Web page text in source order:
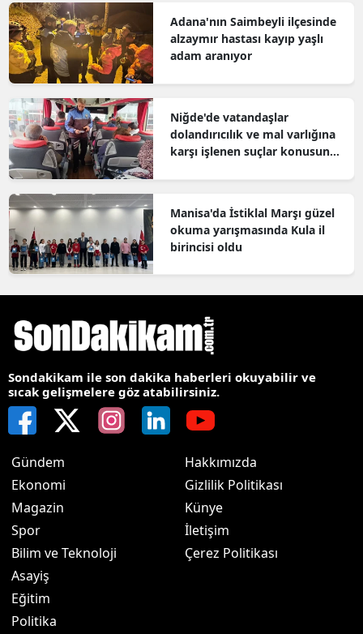
Adana'nın Saimbeyli ilçesinde
alzaymır hastası kayıp yaşlı
adam aranıyor
Niğde'de vatandaşlar
dolandırıcılık ve mal varlığına
karşı işlenen suçlar konusunda
Manisa'da İstiklal Marşı güzel
okuma yarışmasında Kula il
birincisi oldu
Sondakikam ile son dakika haberleri okuyabilir ve
sıcak gelişmelere göz atabilirsiniz.
Gündem
Ekonomi
Magazin
Spor
Bilim ve Teknoloji
Asayiş
Eğitim
Politika
Hakkımızda
Gizlilik Politikası
Künye
İletişim
Çerez Politikası